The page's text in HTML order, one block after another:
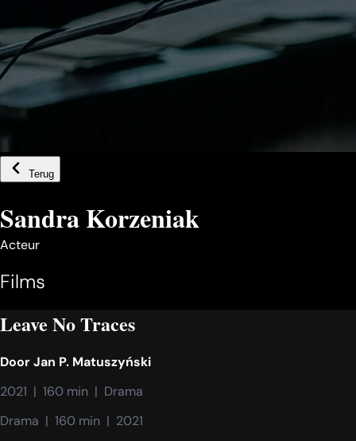
Terug
Sandra Korzeniak
Acteur
Films
Leave No Traces
DoorJan P. Matuszyński
2021  |  160 min  |  Drama
Drama  |  160 min  |  2021